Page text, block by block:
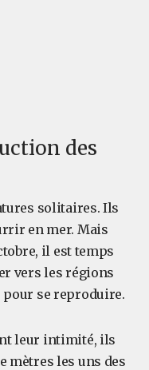
des
solitaires. Ils
en mer. Mais
il est temps
vers les régions
se reproduire.
leur intimité, ils
mètres les uns des